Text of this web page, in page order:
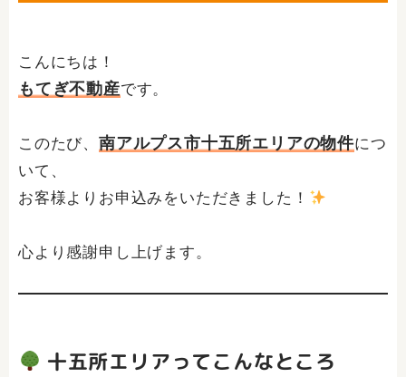
こんにちは！
もてぎ不動産です。
このたび、 南アルプス市十五所エリアの物件につ
いて、
お客様よりお申込みをいただきました！
心より感謝申し上げます。
十五所エリアってこんなところ